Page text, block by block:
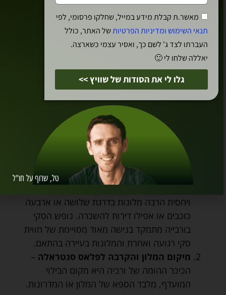
רמת המלון
– בורבייה מעט מלונות יוקרה
ויחסית הרבה מלונות בדרגת שלושה או ארבעה
כוכבים או אפילו דירות להשכרה. נופש הסקי
בורבייה מתמקד בנישה מאוד מסויימת של חווית
סקי רגועה ואחרת והמלונות בעיירה בהתאם.
מיקום המלון והקרבה לפלאס סנטראלה–
הכיכר ההומה של ורביה היא מקום הבילוי
המועדף, מלבד הספא של המלון או המדרונות.
מאשר.ת קבלת מידע במייל, שחלקו פרסומי, לפי
תנאי השימוש ומדיניות הפרטיותשל האתר, כולל
העברתו לצד ג' לשם כך, ואסיר עצמי כשארצה.
יאללה שלחו לי 🙂
גלו לי את הסודות של שוויץ >>
טל, שרוף על חו"ל